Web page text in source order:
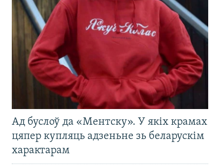
Ад буслоў да «Ментску». У якіх крамах
цяпер купляць адзеньне зь беларускім
характарам